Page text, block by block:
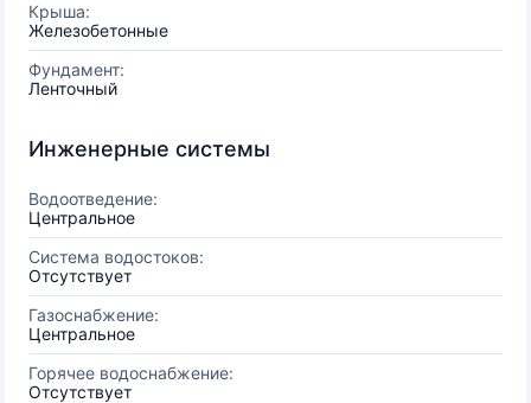
Крыша:
Железобетонные
Фундамент:
Ленточный
Инженерные системы
Водоотведение:
Центральное
Система водостоков:
Отсутствует
Газоснабжение:
Центральное
Горячее водоснабжение:
Отсутствует